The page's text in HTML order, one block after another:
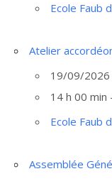
Ecole Faub
Atelier
19/09/2026
14 h 00 min
Ecole Faub
Assemblée